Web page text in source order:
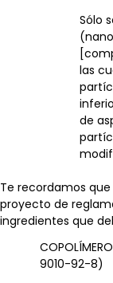
Sólo
las
de
Te recordamos
proyecto de
ingredientes que
9010-92-8)